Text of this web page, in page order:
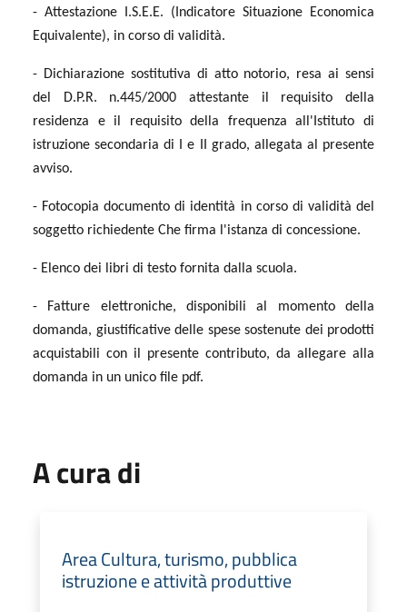
- Attestazione I.S.E.E. (Indicatore Situazione Economica
Equivalente), in corso di validità.
- Dichiarazione sostitutiva di atto notorio, resa ai sensi
del D.P.R. n.445/2000 attestante il requisito della
residenza e il requisito della frequenza all'Istituto di
istruzione secondaria di I e II grado, allegata al presente
avviso.
- Fotocopia documento di identità in corso di validità del
soggetto richiedente Che firma l'istanza di concessione.
- Elenco dei libri di testo fornita dalla scuola.
- Fatture elettroniche, disponibili al momento della
domanda, giustificative delle spese sostenute dei prodotti
acquistabili con il presente contributo, da allegare alla
domanda in un unico file pdf.
A cura di
Area Cultura, turismo, pubblica
istruzione e attività produttive